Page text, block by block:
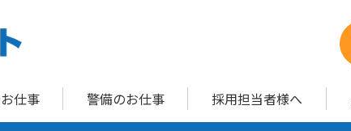
仕事 警備のお仕事 採用担当者様へ